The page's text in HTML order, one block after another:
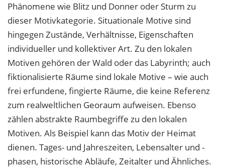
Phänomene wie Blitz und Donner oder Sturm zu
dieser Motivkategorie. Situationale Motive sind
hingegen Zustände, Verhältnisse, Eigenschaften
individueller und kollektiver Art. Zu den lokalen
Motiven gehören der Wald oder das Labyrinth; auch
fiktionalisierte Räume sind lokale Motive – wie auch
frei erfundene, fingierte Räume, die keine Referenz
zum realweltlichen Georaum aufweisen. Ebenso
zählen abstrakte Raumbegriffe zu den lokalen
Motiven. Als Beispiel kann das Motiv der Heimat
dienen. Tages- und Jahreszeiten, Lebensalter und -
phasen, historische Abläufe, Zeitalter und Ähnliches.